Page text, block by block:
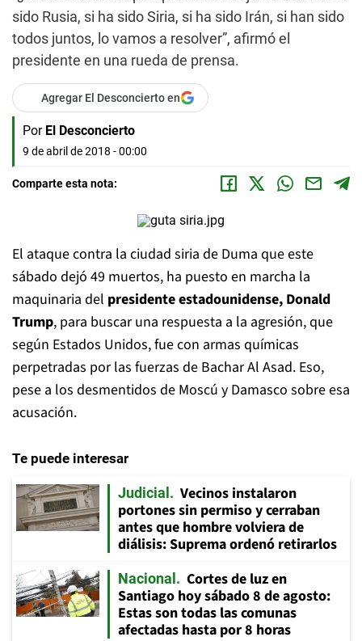
sido Rusia, si ha sido Siria, si ha sido Irán, si han sido
todos juntos, lo vamos a resolver”, afirmó el
presidente en una rueda de prensa.
Agregar El Desconcierto en
Por El Desconcierto
9 de abril de 2018 - 00:00
Comparte esta nota:
El ataque contra la ciudad siria de Duma que este
sábado dejó 49 muertos, ha puesto en marcha la
maquinaria del presidente estadounidense, Donald
Trump, para buscar una respuesta a la agresión, que
según Estados Unidos, fue con armas químicas
perpetradas por las fuerzas de Bachar Al Asad. Eso,
pese a los desmentidos de Moscú y Damasco sobre esa
acusación.
Te puede interesar
Judicial
Vecinos instalaron
portones sin permiso y cerraban
antes que hombre volviera de
diálisis: Suprema ordenó retirarlos
Nacional
Cortes de luz en
Santiago hoy sábado 8 de agosto:
Estas son todas las comunas
afectadas hasta por 8 horas